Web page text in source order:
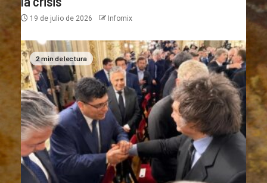
19 de julio de 2026 Infomix
2 min de lectura